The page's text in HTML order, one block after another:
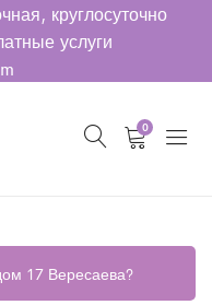
круглосуточно
услуги
0
17 Вересаева?